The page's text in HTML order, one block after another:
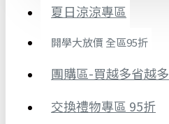
夏日涼涼專區
開學大放價 全區95折
團購區-買越多省越多
交換禮物專區 95折